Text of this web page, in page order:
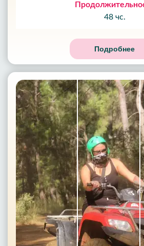
48 чс.
Подробнее